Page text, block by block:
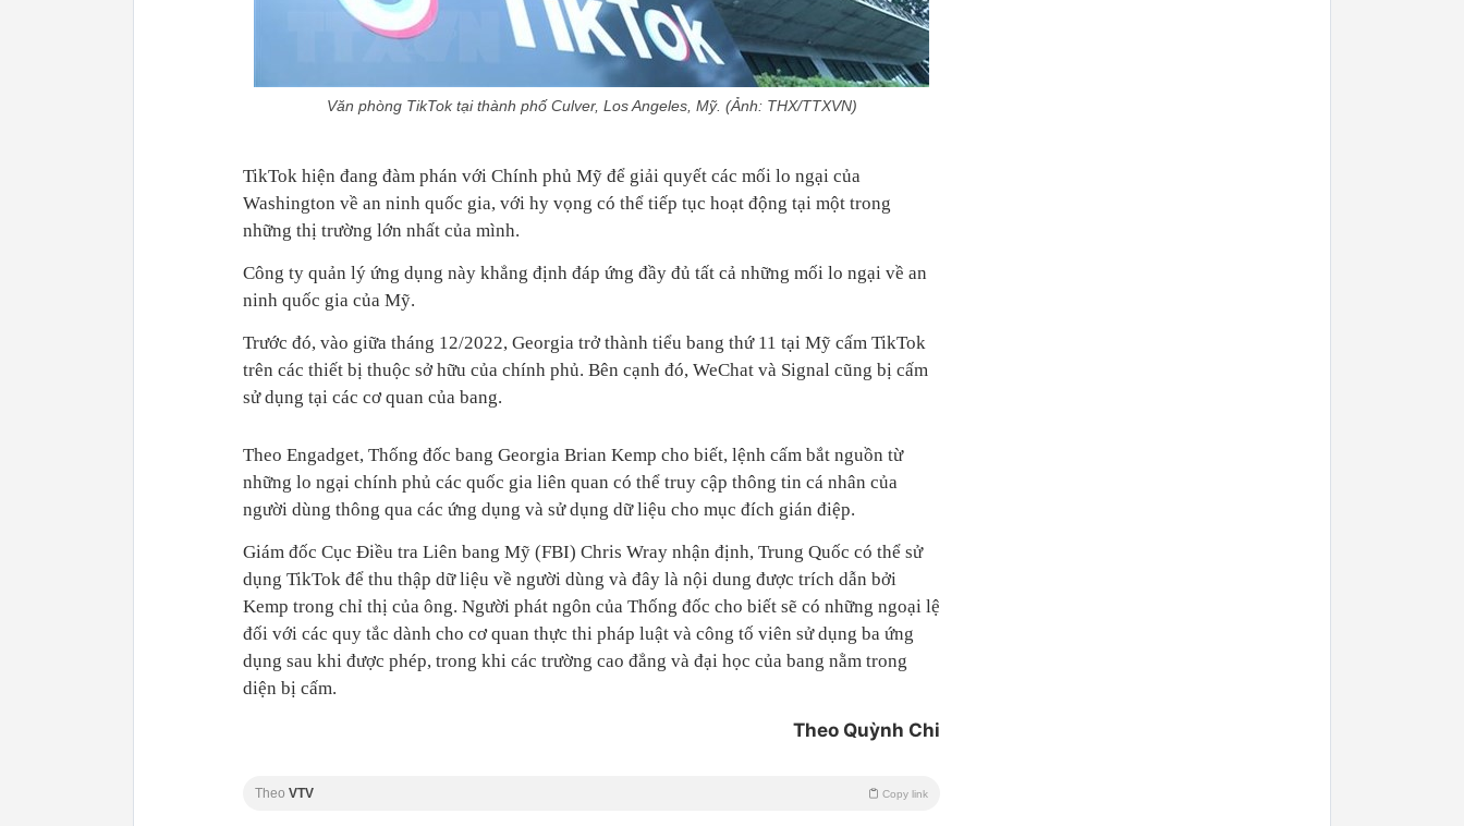
Văn phòng TikTok tại thành phố Culver, Los Angeles, Mỹ. (Ảnh: THX/TTXVN)
TikTok hiện đang đàm phán với Chính phủ Mỹ để giải quyết các mối lo ngại của
Washington về an ninh quốc gia, với hy vọng có thể tiếp tục hoạt động tại một trong
những thị trường lớn nhất của mình.
Công ty quản lý ứng dụng này khẳng định đáp ứng đầy đủ tất cả những mối lo ngại về an
ninh quốc gia của Mỹ.
Trước đó, vào giữa tháng 12/2022, Georgia trở thành tiểu bang thứ 11 tại Mỹ cấm TikTok
trên các thiết bị thuộc sở hữu của chính phủ. Bên cạnh đó, WeChat và Signal cũng bị cấm
sử dụng tại các cơ quan của bang.
Theo Engadget, Thống đốc bang Georgia Brian Kemp cho biết, lệnh cấm bắt nguồn từ
những lo ngại chính phủ các quốc gia liên quan có thể truy cập thông tin cá nhân của
người dùng thông qua các ứng dụng và sử dụng dữ liệu cho mục đích gián điệp.
Giám đốc Cục Điều tra Liên bang Mỹ (FBI) Chris Wray nhận định, Trung Quốc có thể sử
dụng TikTok để thu thập dữ liệu về người dùng và đây là nội dung được trích dẫn bởi
Kemp trong chỉ thị của ông. Người phát ngôn của Thống đốc cho biết sẽ có những ngoại lệ
đối với các quy tắc dành cho cơ quan thực thi pháp luật và công tố viên sử dụng ba ứng
dụng sau khi được phép, trong khi các trường cao đẳng và đại học của bang nằm trong
diện bị cấm.
Theo Quỳnh Chi
Theo VTV Copy link